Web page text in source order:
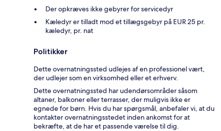
Der opkræves ikke gebyrer for servicedyr
Kæledyr er tilladt mod et tillægsgebyr på EUR 25 pr.
kæledyr, pr. nat
Politikker
Dette overnatningssted udlejes af en professionel vært,
der udlejer som en virksomhed eller et erhverv.
Dette overnatningssted har udendørsområder såsom
altaner, balkoner eller terrasser, der muligvis ikke er
egnede for børn. Hvis du har spørgsmål, anbefaler vi, at du
kontakter overnatningsstedet inden ankomst for at
bekræfte, at de har et passende værelse til dig.